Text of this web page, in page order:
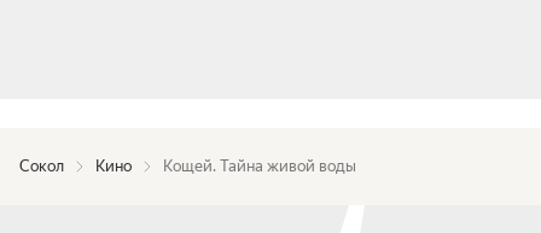
Сокол Кино Кощей. Тайна живой воды